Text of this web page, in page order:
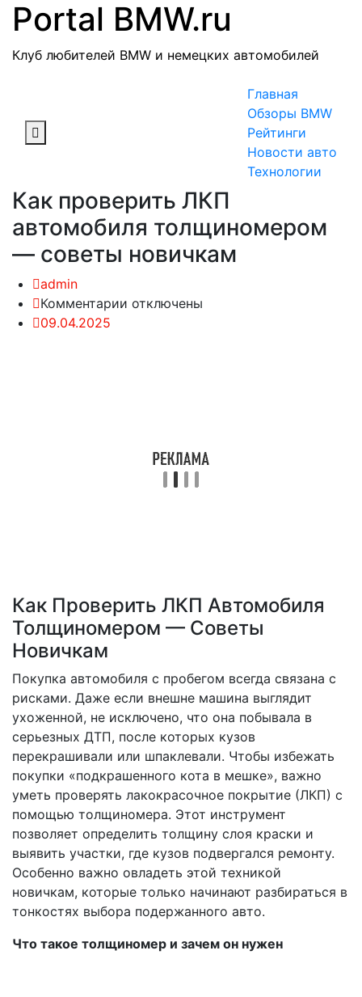
Skip
content
Portal BMW.ru
Клуб любителей BMW и немецких автомобилей
Главная
Обзоры BMW
Рейтинги
Новости авто
Технологии
Как проверить ЛКП
автомобиля толщиномером
— советы новичкам
admin
Комментарии к
советы
новичкам
отключены
09.04.2025
Как Проверить ЛКП Автомобиля
Толщиномером — Советы
Новичкам
Покупка автомобиля с пробегом всегда связана с
рисками. Даже если внешне машина выглядит
ухоженной, не исключено, что она побывала в
серьезных ДТП, после которых кузов
перекрашивали или шпаклевали. Чтобы избежать
покупки «подкрашенного кота в мешке», важно
уметь проверять лакокрасочное покрытие (ЛКП) с
помощью толщиномера. Этот инструмент
позволяет определить толщину слоя краски и
выявить участки, где кузов подвергался ремонту.
Особенно важно овладеть этой техникой
новичкам, которые только начинают разбираться в
тонкостях выбора подержанного авто.
Что такое толщиномер и зачем он нужен